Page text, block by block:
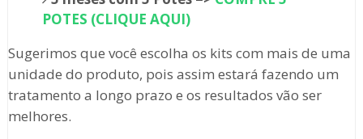
POTES (CLIQUE AQUI)
Sugerimos que você escolha os kits com mais de uma
unidade do produto, pois assim estará fazendo um
tratamento a longo prazo e os resultados vão ser
melhores.